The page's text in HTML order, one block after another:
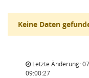
Keine Daten
Letzte Änderung:
09:00:27